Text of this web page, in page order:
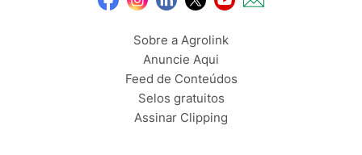
Sobre a Agrolink
Anuncie Aqui
Feed de Conteúdos
Selos gratuitos
Assinar Clipping